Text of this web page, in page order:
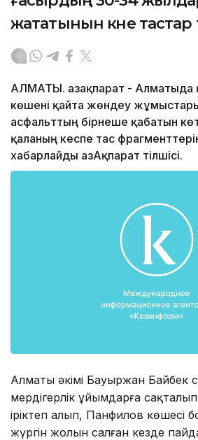
жататынын көне
АЛМАТЫ. Қазақпарат -
көшені қайта жөндеу
асфальттың бірнеше қабатын
қаланың кеспе тас
хабарлайды ҚазАқпарат тілшісі.
Алматы əкімі Бауыржан Байбек
мердігерлік ұйымдарға
іріктеп алып, Панфилов көшесі
жүргін жолын салған кезде